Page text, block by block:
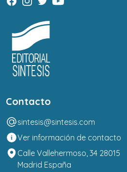
Contacto
sintesis@sintesis.com
Ver información de contacto
Calle Vallehermoso, 34 28015
Madrid España